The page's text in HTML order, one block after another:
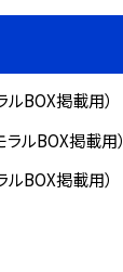
BOX掲載用）
ルBOX掲載用）
BOX掲載用）